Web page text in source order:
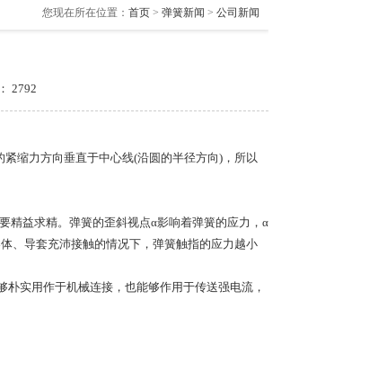
您现在所在位置： 首页 > 弹簧新闻 > 公司新闻
2792
缩力方向垂直于中心线(沿圆的半径方向)，所以
精益求精。弹簧的歪斜视点α影响着弹簧的应力，α
、导套充沛接触的情况下，弹簧触指的应力越小
实用作于机械连接，也能够作用于传送强电流，